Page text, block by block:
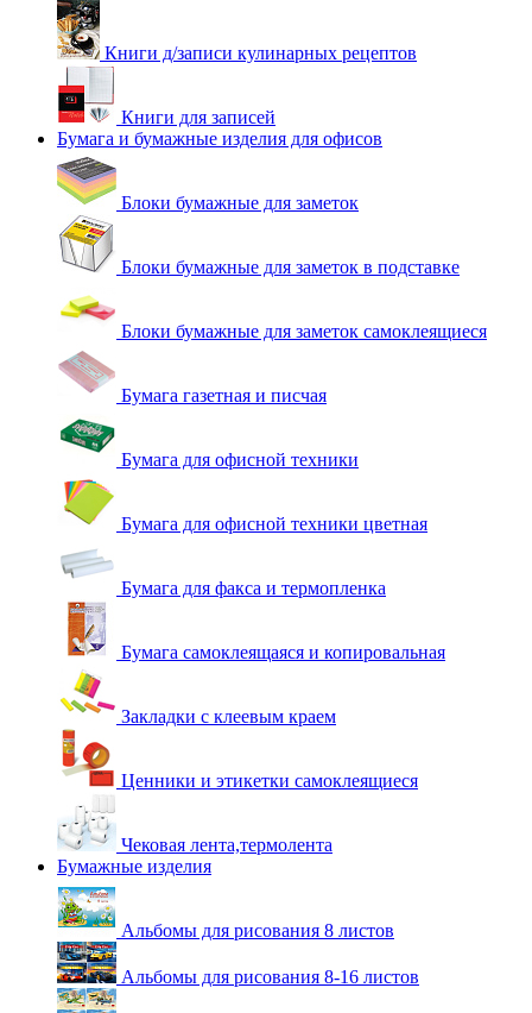
Книги д/записи кулинарных рецептов
Книги для записей
Бумага и бумажные изделия для офисов
Блоки бумажные для заметок
Блоки бумажные для заметок в подставке
Блоки бумажные для заметок самоклеящиеся
Бумага газетная и писчая
Бумага для офисной техники
Бумага для офисной техники цветная
Бумага для факса и термопленка
Бумага самоклеящаяся и копировальная
Закладки с клеевым краем
Ценники и этикетки самоклеящиеся
Чековая лента,термолента
Бумажные изделия
Альбомы для рисования 8 листов
Альбомы для рисования 8-16 листов